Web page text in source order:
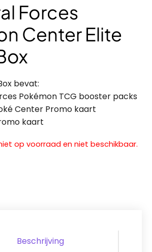
Forces
Center Elite
bevat:
Pokémon TCG booster packs
Center Promo kaart
kaart
op voorraad en niet beschikbaar.
Beschrijving